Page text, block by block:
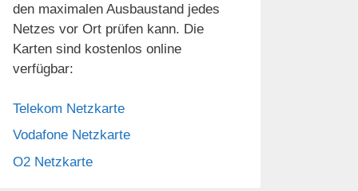
den maximalen Ausbaustand jedes
Netzes vor Ort prüfen kann. Die
Karten sind kostenlos online
verfügbar:
Telekom Netzkarte
Vodafone Netzkarte
O2 Netzkarte